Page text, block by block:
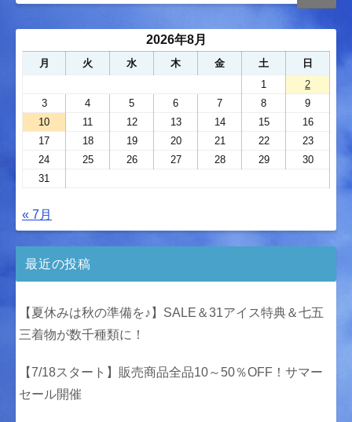
2026年8月
月 火 水 木 金 土
日
1
2
3
4 5 6 7 8
9
10
11 12 13 14 15
16
17
18 19 20 21 22
23
24
25 26 27 28 29
30
31
« 7月
最近の投稿
【夏休みは秋の準備を♪】SALE＆31アイス特典＆七五
三着物が数千種類に！
【7/18スタート】販売商品全品10～50％OFF！サマー
セール開催